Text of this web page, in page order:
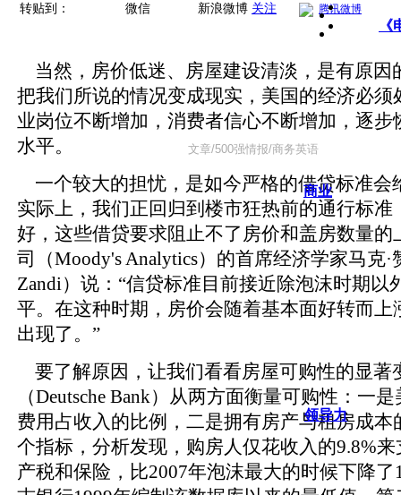
商业
领导力
转贴到： 微信 新浪微博 关注 腾讯微博
当然，房价低迷、房屋建设清淡，是有原因
把我们所说的情况变成现实，美国的经济必须
业岗位不断增加，消费者信心不断增加，逐步
水平。
一个较大的担忧，是如今严格的借贷标准会
实际上，我们正回归到楼市狂热前的通行标准
好，这些借贷要求阻止不了房价和盖房数量的
司（Moody's Analytics）的首席经济学家马克·
Zandi）说：“信贷标准目前接近除泡沫时期以
平。在这种时期，房价会随着基本面好转而上
出现了。”
要了解原因，让我们看看房屋可购性的显著
（Deutsche Bank）从两方面衡量可购性：一
费用占收入的比例，二是拥有房产与租房成本
个指标，分析发现，购房人仅花收入的9.8%
产税和保险，比2007年泡沫最大的时候下降了